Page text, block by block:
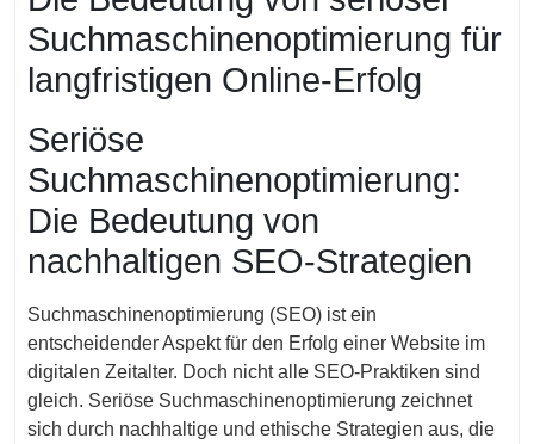
Suchmaschinenoptimierung für
langfristigen Online-Erfolg
Seriöse
Suchmaschinenoptimierung:
Die Bedeutung von
nachhaltigen SEO-Strategien
Suchmaschinenoptimierung (SEO) ist ein
entscheidender Aspekt für den Erfolg einer Website im
digitalen Zeitalter. Doch nicht alle SEO-Praktiken sind
gleich. Seriöse Suchmaschinenoptimierung zeichnet
sich durch nachhaltige und ethische Strategien aus, die